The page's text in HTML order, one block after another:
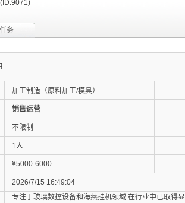
务
加工制造（原料加工/模具）
销售运营
不限制
1人
¥5000-6000
2026/7/15 16:49:04
专注于玻璃数控设备和海燕挂机领域 在行业中已取得